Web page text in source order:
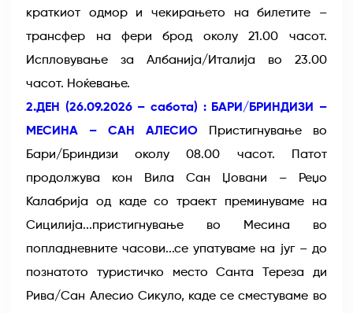
краткиот одмор и чекирањето на билетите –
трансфер на фери брод околу 21.00 часот.
Испловување за Албанија/Италија во 23.00
часот. Ноќевање.
2.ДЕН (26.09.2026 – сабота) : БАРИ/БРИНДИЗИ –
МЕСИНА – САН АЛЕСИОПристигнување во
Бари/Бриндизи околу 08.00 часот. Патот
продолжува кон Вила Сан Џовани – Реџо
Калабрија од каде со траект преминуваме на
Сицилија...пристигнување во Месина во
попладневните часови...се упатуваме на југ – до
познатото туристичко место Санта Тереза ди
Рива/Сан Алесио Сикуло, каде се сместуваме во